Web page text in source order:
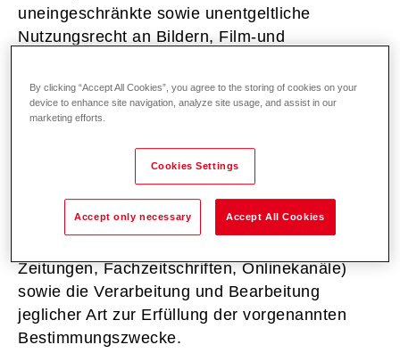
uneingeschränkte sowie unentgeltliche
Nutzungsrecht an Bildern, Film-und
Zwecke des Marketings sowie zu
publizistischen und illustrativen Zwecken,
insbesondere zur Veröffentlichung auf der
Website von Hoval sowie in Publikationen im
Namen von Hoval. Die Übertragung der
Nutzungsrechte beinhaltet auch die Weitergabe
der Bild-, Film-und Audioaufnahmen des
Zeitungen, Fachzeitschriften, Onlinekanäle)
sowie die Verarbeitung und Bearbeitung
jeglicher Art zur Erfüllung der vorgenannten
Bestimmungszwecke.
By clicking “Accept All Cookies”, you agree to the storing of cookies on your
device to enhance site navigation, analyze site usage, and assist in our
marketing efforts.
Cookies Settings
Accept only necessary Accept All Cookies